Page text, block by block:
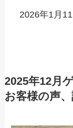
2026年1月11
2025年12月
お客様の声、